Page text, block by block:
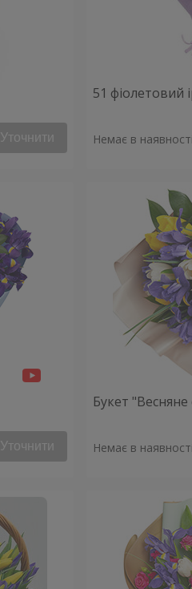
Уточнити
51 фіолетовий
Немає в наявності
Уточнити
Букет
Немає в наявності